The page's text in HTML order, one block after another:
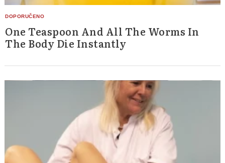
One Teaspoon And All The Worms In
The Body Die Instantly